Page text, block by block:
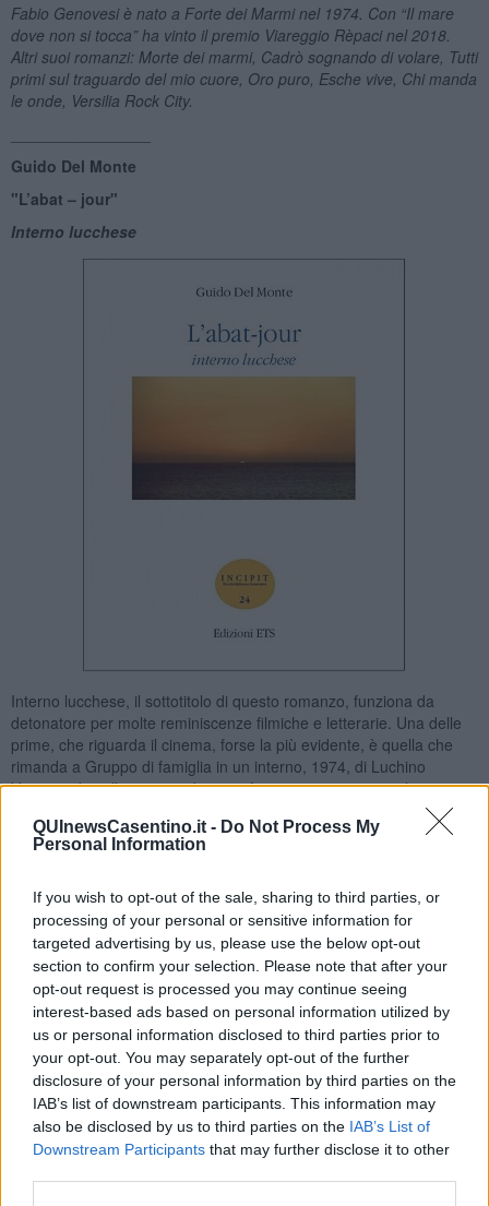
QUInewsCasentino.it - Do Not Process My
Personal Information
If you wish to opt-out of the sale, sharing to third parties, or
processing of your personal or sensitive information for
targeted advertising by us, please use the below opt-out
section to confirm your selection. Please note that after your
opt-out request is processed you may continue seeing
interest-based ads based on personal information utilized by
us or personal information disclosed to third parties prior to
your opt-out. You may separately opt-out of the further
disclosure of your personal information by third parties on the
IAB’s list of downstream participants. This information may
also be disclosed by us to third parties on the IAB’s List of
Downstream Participants that may further disclose it to other
Fabio Genovesi è nato a Forte dei Marmi nel 1974. Con “Il mare
dove non si tocca” ha vinto il premio Viareggio Rèpaci nel 2018.
Altri suoi romanzi: Morte dei marmi, Cadrò sognando di volare, Tutti
primi sul traguardo del mio cuore, Oro puro, Esche vive, Chi manda
le onde, Versilia Rock City.
Guido Del Monte
"L’abat – jour"
Interno lucchese
Interno lucchese, il sottotitolo di questo romanzo, funziona da
detonatore per molte reminiscenze filmiche e letterarie. Una delle
prime, che riguarda il cinema, forse la più evidente, è quella che
rimanda a Gruppo di famiglia in un interno, 1974, di Luchino
Visconti, dove l’esistenza di un professore statunitense, che vive tra
libri e quadri nella sua casa in un antico palazzo di Roma, viene
improvvisamente turbata dall’apparizione della marchesa Bianca
Brumonti che riesce a farsi affittare dal professore l’appartamento
vita così ad una serie di eventi che avranno un epilogo drammatico.
Una situazione analoga, ma meno drammatica, capita al Berti,
bizzarro cineasta lucchese, protagonista di questo romanzo, che
trascorre il suo tempo in modo claustrofobico nell’antica casa dei
genitori, circondato da vecchi cimeli e costose attrezzature del
cinema e dove coltiva la passione per il jazz, in particolare per
Miles Davis e Chet Baker, che di Lucca conobbe il carcere.
Come il Vitangelo Moscarda di Uno, nessuno e centomila, Berti
campa di rendita e quindi può permettersi di coltivare il suo hobby
di girare cortometraggi che poi non vede nessuno. Ma, a differenza
del Gengè pirandelliano che vuole liberarsi dalle “forme” che gli altri
gli hanno imposto per ritrovare la propria identità, il Berti insegue e
cattura le forme (le persone) per renderle protagoniste dei suoi